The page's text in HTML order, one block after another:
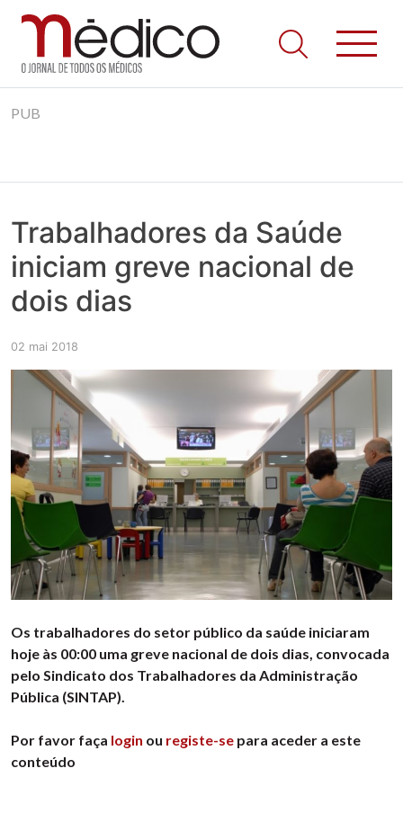
to
Jornal Médico
Médico – O Jornal de Todos os Médicos. Onde as notícias
realmente contam! Tudo o que se passa na Saúde!
PUB
Trabalhadores da Saúde
iniciam greve nacional de
dois dias
02 mai 2018
Os trabalhadores do setor público da saúde iniciaram
hoje às 00:00 uma greve nacional de dois dias, convocada
pelo Sindicato dos Trabalhadores da Administração
Pública (SINTAP).
Por favor faça login ou registe-se para aceder a este
conteúdo